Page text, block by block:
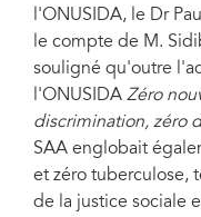
l'ONUSIDA, le Dr
le compte de M.
souligné qu'outre
l'ONUSIDA Zéro
discrimination, zéro
SAA englobait
et zéro tuberculose,
de la justice sociale